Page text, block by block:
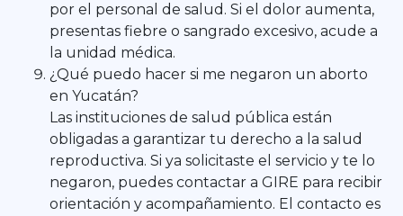
por el personal de salud. Si el dolor aumenta,
presentas fiebre o sangrado excesivo, acude a
la unidad médica.
¿Qué puedo hacer si me negaron un aborto
en Yucatán?
Las instituciones de salud pública están
obligadas a garantizar tu derecho a la salud
reproductiva. Si ya solicitaste el servicio y te lo
negaron, puedes contactar a GIRE para recibir
orientación y acompañamiento. El contacto es